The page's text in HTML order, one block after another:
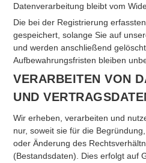
Datenverarbeitung bleibt vom
Die bei der Registrierung
gespeichert, solange Sie auf
und werden anschließend
Aufbewahrungsfristen bleiben
VERARBEITEN VON
UND
Wir erheben, verarbeiten und
nur, soweit sie für die
oder Änderung des
(Bestandsdaten). Dies erfolgt auf